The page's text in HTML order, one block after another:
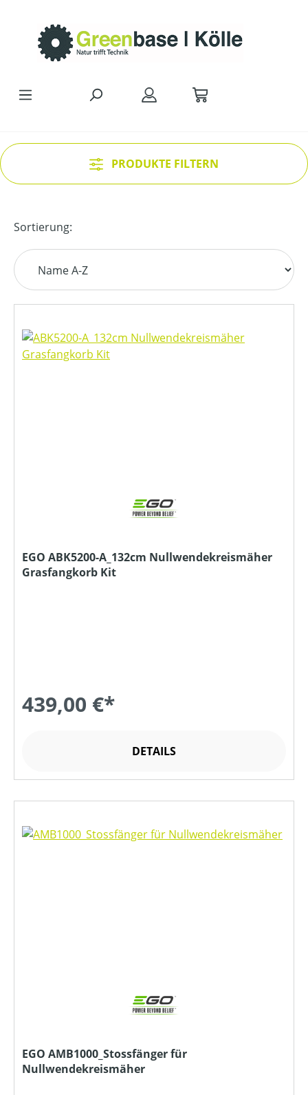
PRODUKTE FILTERN
Sortierung:
EGO ABK5200-A_132cm Nullwendekreismäher
Grasfangkorb Kit
439,00 €*
DETAILS
EGO AMB1000_Stossfänger für
Nullwendekreismäher